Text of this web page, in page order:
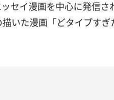
セイ漫画を中心に発信
いた漫画「どタイプす